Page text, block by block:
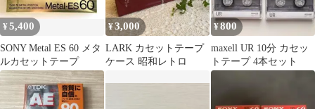
¥5,400
SONY Metal ES 60 メタ
ルカセットテープ
¥3,000
LARK カセットテープ
ケース 昭和レトロ
¥800
maxell UR 10分 カセッ
トテープ 4本セット